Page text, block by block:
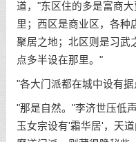
道，"东区住的多是富商
里；西区是商业区，各种
聚居之地；北区则是习武
点多半设在那里。"
"各大门派都在城中设有据
"那是自然。"李济世压低
玉女宗设有'霜华居'，天